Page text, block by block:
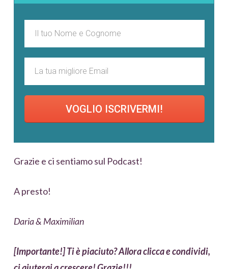
VOGLIO ISCRIVERMI!
Grazie e ci sentiamo sul Podcast!
A presto!
Daria & Maximilian
[Importante!] Ti è piaciuto? Allora clicca e condividi,